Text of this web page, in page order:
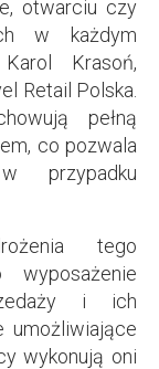
otwarciu czy
w każdym
Krasoń,
Retail Polska.
pełną
co pozwala
przypadku
tego
wyposażenie
i ich
umożliwiające
wykonują oni